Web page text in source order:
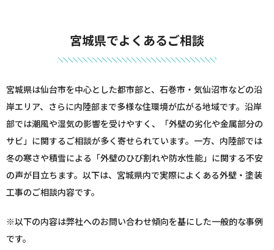
宮城県でよくあるご相談
宮城県は仙台市を中心とした都市部と、石巻市・気仙沼市などの沿
岸エリア、さらに内陸部まで多様な住環境が広がる地域です。沿岸
部では潮風や湿気の影響を受けやすく、「外壁の劣化や金属部分の
サビ」に関するご相談が多く寄せられています。一方、内陸部では
冬の寒さや積雪による「外壁のひび割れや防水性能」に関する不安
の声が目立ちます。以下は、宮城県内で実際によくある外壁・塗装
工事のご相談内容です。
※以下の内容は弊社へのお問い合わせ傾向を基にした一般的な事例
です。